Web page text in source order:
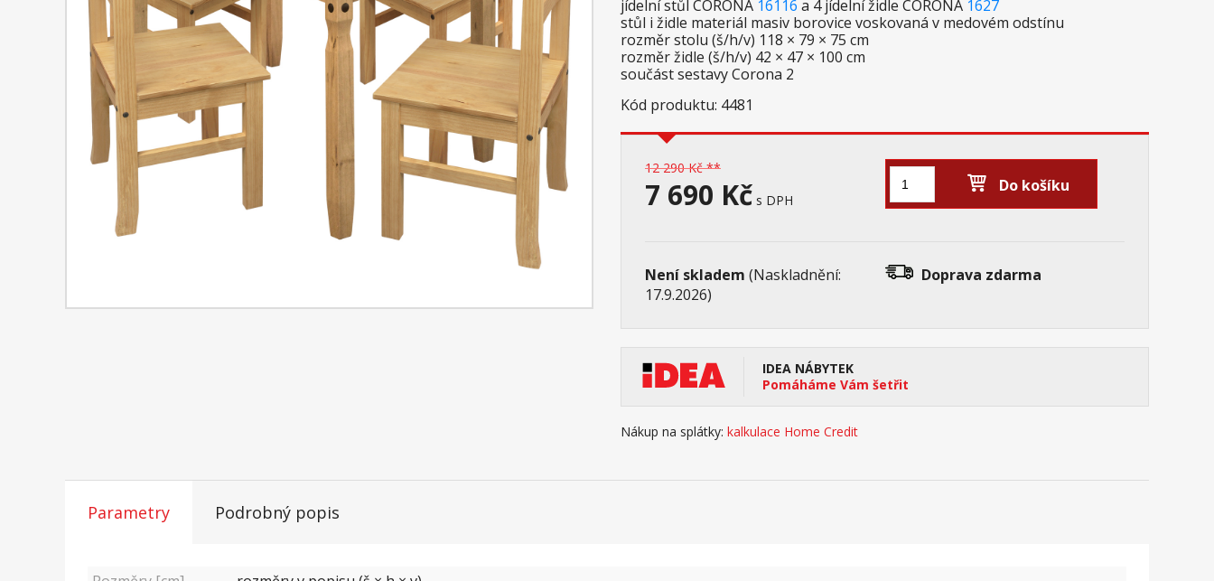
jídelní stůl CORONA 16116 a 4 jídelní židle CORONA 1627
stůl i židle materiál masiv borovice voskovaná v medovém odstínu
rozměr stolu (š/h/v) 118 × 79 × 75 cm
rozměr židle (š/h/v) 42 × 47 × 100 cm
součást sestavy Corona 2
Kód produktu: 4481
12 290 Kč **
7 690 Kč s DPH
Do košíku
Není skladem (Naskladnění:
17.9.2026)
Doprava zdarma
IDEA NÁBYTEK
Pomáháme Vám šetřit
Nákup na splátky: kalkulace Home Credit
Parametry Podrobný popis